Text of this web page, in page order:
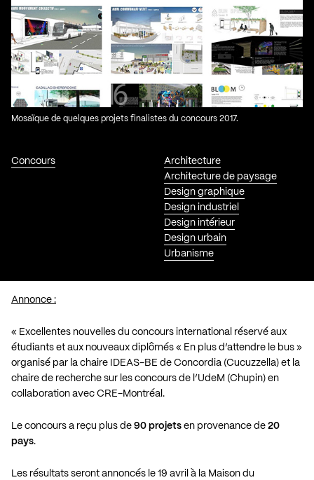
Concours
Architecture
Architecture de paysage
Design graphique
Design industriel
Design intérieur
Design urbain
Urbanisme
Mosaïque de quelques projets finalistes du concours 2017.
Annonce :
« Excellentes nouvelles du concours international réservé aux
étudiants et aux nouveaux diplômés « En plus d’attendre le bus »
organisé par la chaire IDEAS-BE de Concordia (Cucuzzella) et la
chaire de recherche sur les concours de l’UdeM (Chupin) en
collaboration avec CRE-Montréal.
Le concours a reçu plus de 90 projets en provenance de 20
pays.
Les résultats seront annoncés le 19 avril à la Maison du